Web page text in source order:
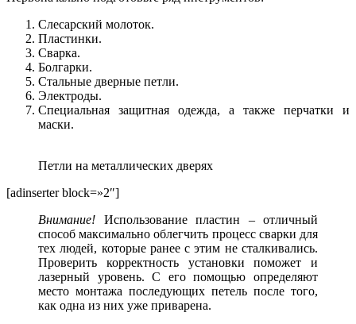
Слесарский молоток.
Пластинки.
Сварка.
Болгарки.
Стальные дверные петли.
Электроды.
Специальная защитная одежда, а также перчатки и
маски.
Петли на металлических дверях
[adinserter block=»2″]
Внимание! Использование пластин – отличный
способ максимально облегчить процесс сварки для
тех людей, которые ранее с этим не сталкивались.
Проверить корректность установки поможет и
лазерный уровень. С его помощью определяют
место монтажа последующих петель после того,
как одна из них уже приварена.